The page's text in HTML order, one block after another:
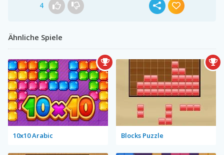
4
Ähnliche Spiele
10x10 Arabic Blocks Puzzle